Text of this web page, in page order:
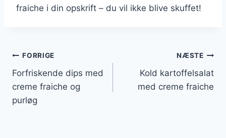
fraiche i din opskrift – du vil ikke blive skuffet!
Indlægsnavigation
FORRIGE
Forfriskende dips med
creme fraiche og
purløg
NÆSTE
Kold kartoffelsalat
med creme fraiche